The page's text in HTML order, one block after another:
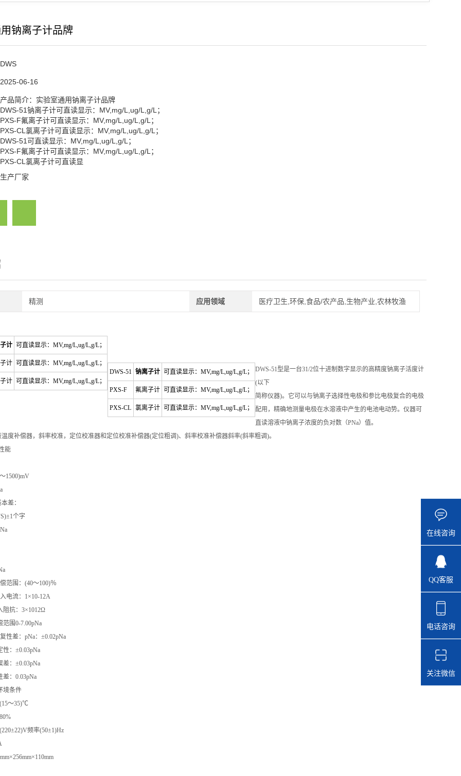
钠离子计品牌
DWS
2025-06-16
产品简介：实验室通用钠离子计品牌
DWS-51钠离子计可直读显示：MV,mg/L,ug/L,g/L；
PXS-F氟离子计可直读显示：MV,mg/L,ug/L,g/L；
PXS-CL氯离子计可直读显示：MV,mg/L,ug/L,g/L；
DWS-51可直读显示：MV,mg/L,ug/L,g/L；
PXS-F氟离子计可直读显示：MV,mg/L,ug/L,g/L；
PXS-CL氯离子计可直读显
生产厂家
精测 应用领域 医疗卫生,环保,食品/农产品,生物产业,农林牧渔
计 可直读显示：MV,mg/L,ug/L,g/L；
计 可直读显示：MV,mg/L,ug/L,g/L；
计 可直读显示：MV,mg/L,ug/L,g/L；
DWS-51 钠离子计 可直读显示：MV,mg/L,ug/L,g/L；
PXS-F 氟离子计 可直读显示：MV,mg/L,ug/L,g/L；
PXS-CL 氯离子计 可直读显示：MV,mg/L,ug/L,g/L；
DWS-51型是一台31/2位十进制数字显示的高精度钠离子活度计
(以下
简称仪器)。它可以与钠离子选择性电极和参比电极复合的电极
配用，精确地测量电极在水溶液中产生的电池电动势。仪器可
直读溶液中钠离子浓度的负对数（PNa）值。
补偿器，斜率校准，定位校准器和定位校准补偿器(定位粗调)、斜率校准补偿器斜率(斜率粗调)。
能
1500)mV
差：
个字
范围：(40～100)％
电流：1×10-12A
阻抗：3×1012Ω
范围0-7.00pNa
性差：pNa：±0.02pNa
性：±0.03pNa
差：±0.03pNa
差：0.03pNa
境条件
～35)℃
频率(50±1)Hz
在线咨询
QQ客服
电话咨询
关注微信